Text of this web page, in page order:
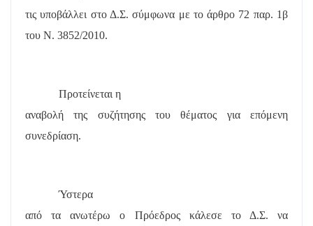
τις υποβάλλει στο Δ.Σ. σύμφωνα με το άρθρο 72 παρ. 1β
του Ν. 3852/2010.
Προτείνεται η
αναβολή της συζήτησης του θέματος για επόμενη
συνεδρίαση.
Ύστερα
από τα ανωτέρω ο Πρόεδρος κάλεσε το Δ.Σ. να